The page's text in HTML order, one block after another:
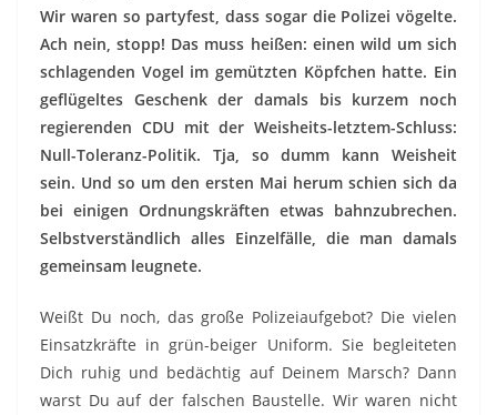
Wir waren so partyfest, dass sogar die Polizei vögelte.
Ach nein, stopp! Das muss heißen: einen wild um sich
schlagenden Vogel im gemützten Köpfchen hatte. Ein
geflügeltes Geschenk der damals bis kurzem noch
regierenden CDU mit der Weisheits-letztem-Schluss:
Null-Toleranz-Politik. Tja, so dumm kann Weisheit
sein. Und so um den ersten Mai herum schien sich da
bei einigen Ordnungskräften etwas bahnzubrechen.
Selbstverständlich alles Einzelfälle, die man damals
gemeinsam leugnete.
Weißt Du noch, das große Polizeiaufgebot? Die vielen
Einsatzkräfte in grün-beiger Uniform. Sie begleiteten
Dich ruhig und bedächtig auf Deinem Marsch? Dann
warst Du auf der falschen Baustelle. Wir waren nicht